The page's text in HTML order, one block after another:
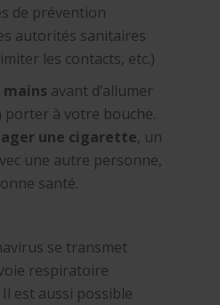
de prévention
autorités sanitaires
les contacts, etc.)
mains avant d’allumer
porter à votre bouche.
une cigarette, un
une autre personne,
santé.
se transmet
respiratoire
est aussi possible